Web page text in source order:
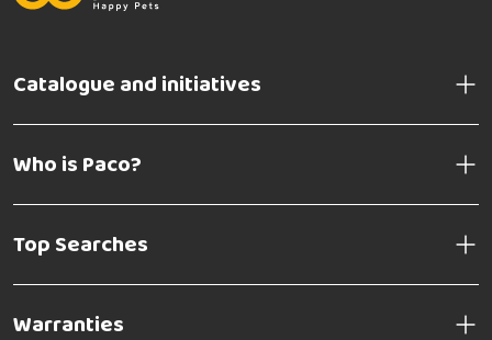
Catalogue and initiatives
Who is Paco?
Top Searches
Warranties